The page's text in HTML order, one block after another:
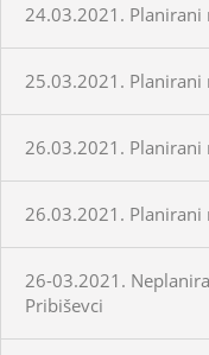
24.03.2021.
25.03.2021.
26.03.2021.
26.03.2021.
26-03.2021.
Pribiševci